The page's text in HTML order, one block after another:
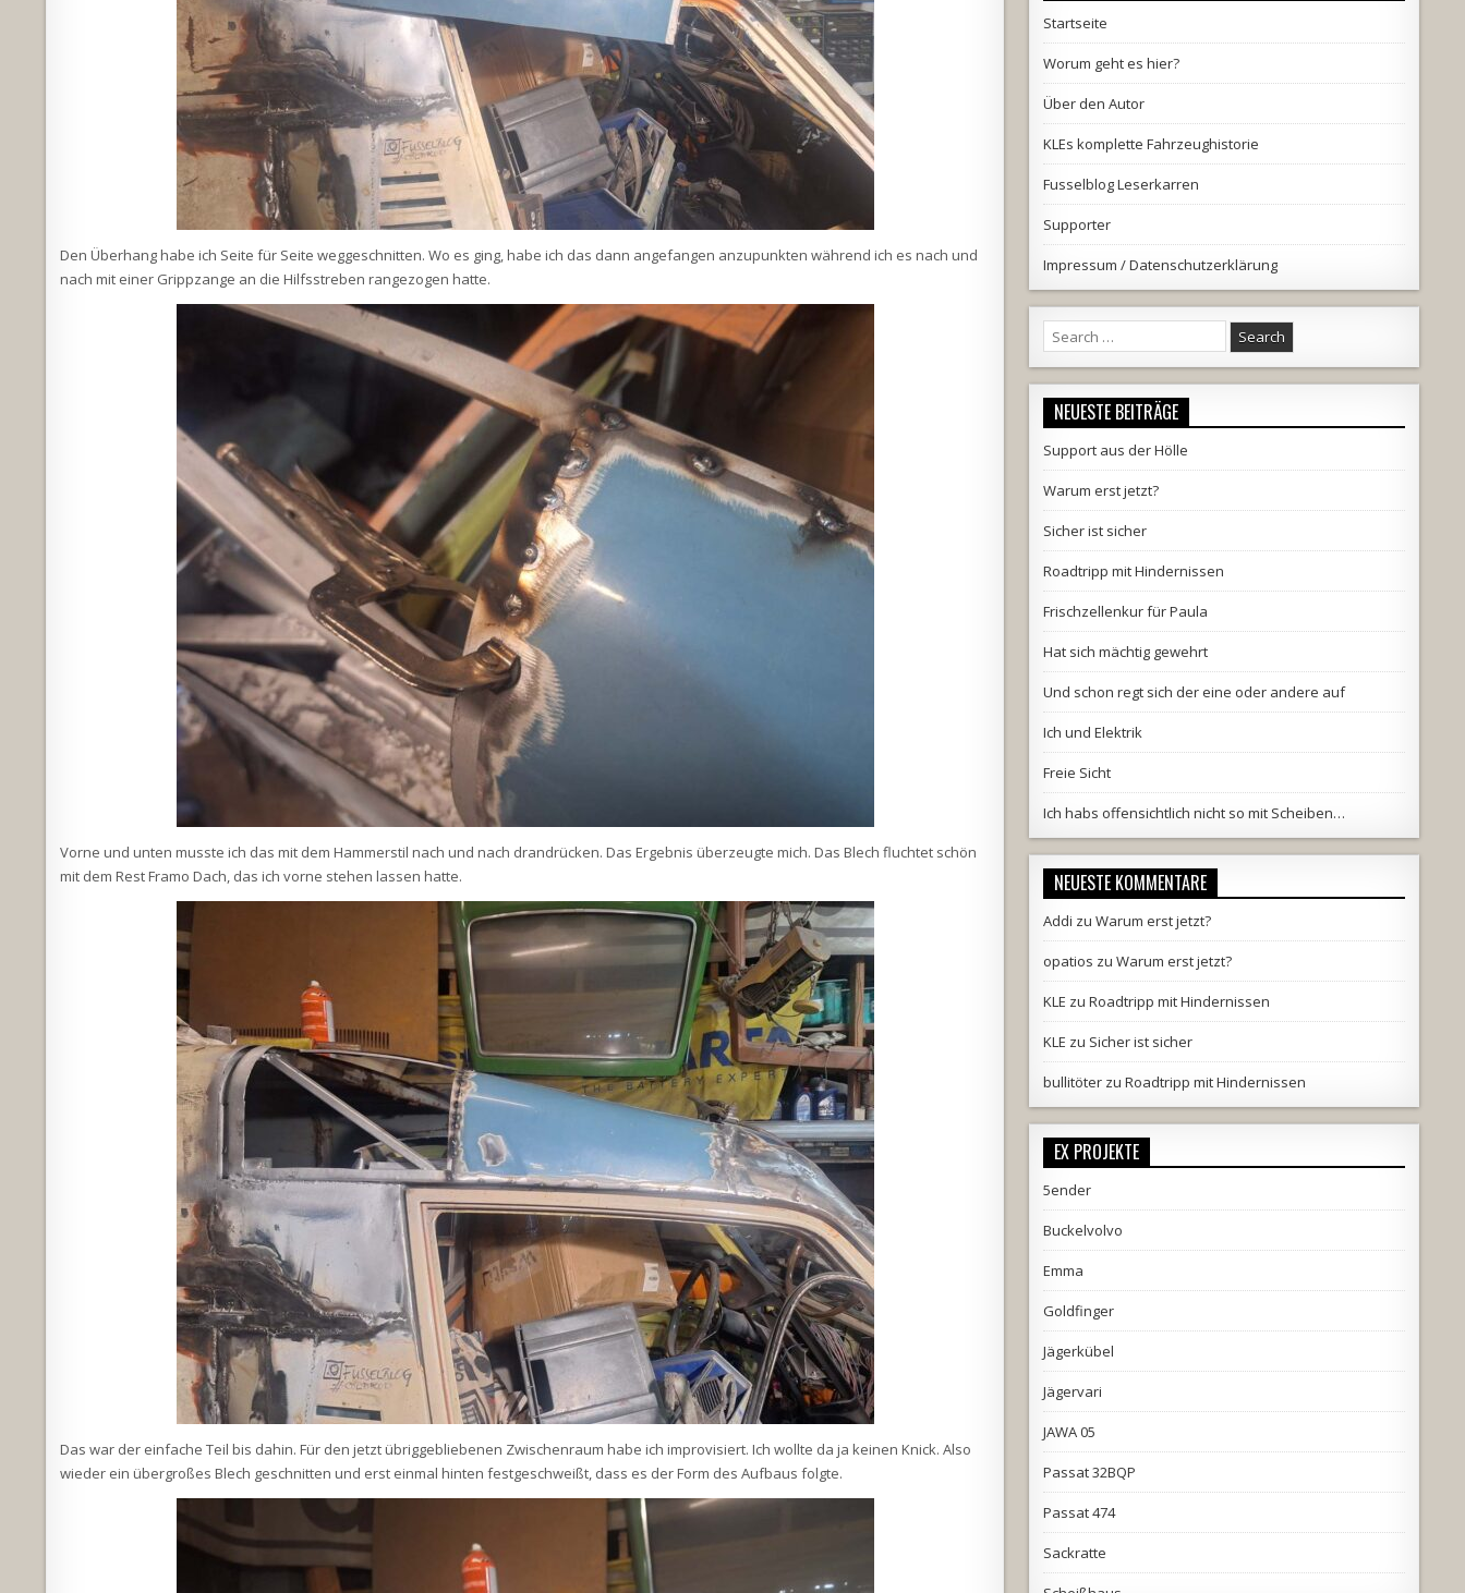
Den Überhang habe ich Seite für Seite weggeschnitten. Wo es ging, habe ich das dann angefangen anzupunkten während ich es nach und
nach mit einer Grippzange an die Hilfsstreben rangezogen hatte.
Vorne und unten musste ich das mit dem Hammerstil nach und nach drandrücken. Das Ergebnis überzeugte mich. Das Blech fluchtet schön
mit dem Rest Framo Dach, das ich vorne stehen lassen hatte.
Das war der einfache Teil bis dahin. Für den jetzt übriggebliebenen Zwischenraum habe ich improvisiert. Ich wollte da ja keinen Knick. Also
wieder ein übergroßes Blech geschnitten und erst einmal hinten festgeschweißt, dass es der Form des Aufbaus folgte.
Startseite
Worum geht es hier?
Über den Autor
KLEs komplette Fahrzeughistorie
Fusselblog Leserkarren
Supporter
Impressum / Datenschutzerklärung
Search
for:
NEUESTE BEITRÄGE
Support aus der Hölle
Warum erst jetzt?
Sicher ist sicher
Roadtripp mit Hindernissen
Frischzellenkur für Paula
Hat sich mächtig gewehrt
Und schon regt sich der eine oder andere auf
Ich und Elektrik
Freie Sicht
Ich habs offensichtlich nicht so mit Scheiben…
NEUESTE KOMMENTARE
Addi zu Warum erst jetzt?
opatios zu Warum erst jetzt?
KLE zu Roadtripp mit Hindernissen
KLE zu Sicher ist sicher
bullitöterzu Roadtripp mit Hindernissen
EX PROJEKTE
5ender
Buckelvolvo
Emma
Goldfinger
Jägerkübel
Jägervari
JAWA 05
Passat 32BQP
Passat 474
Sackratte